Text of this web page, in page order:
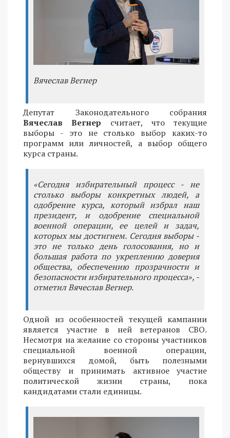
Вячеслав Вегнер
Депутат Законодательного собрания
Вячеслав Вегнер считает, что текущие
выборы - это не столько выбор каких-то
программ или личностей, а выбор общего
курса страны.
«Сегодня избирательный процесс - не
столько выборы конкретных людей, а
одобрение курса, который избрал наш
президент, и одобрение специальной
военной операции, ее целей и задач,
которых мы достигнем. Сегодня выборы -
это не только день голосования, но и
большая работа по укреплению доверия
общества, обеспечению прозрачности и
безопасности избирательного процесса», -
отметил Вячеслав Вегнер.
Одной из особенностей текущей кампании
является участие в ней ветеранов СВО.
Несмотря на желание со стороны участников
специальной военной операции,
вернувшихся домой, быть полезными
обществу и принимать активное участие
политической жизни страны, пока
кандидатами стали единицы.